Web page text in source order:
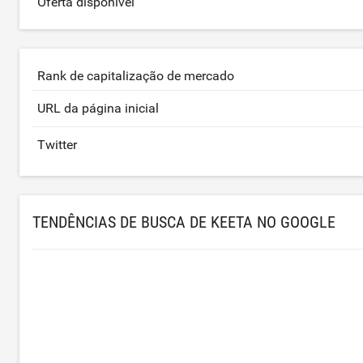
Rank de capitalização de mercado
URL da página inicial
Twitter
TENDÊNCIAS DE BUSCA DE KEETA NO GOOGLE